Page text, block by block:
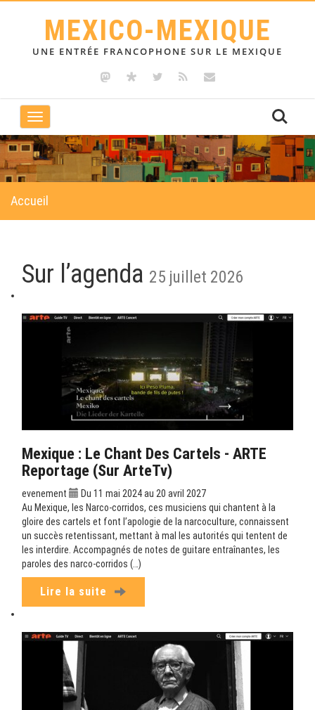
MEXICO-MEXIQUE
UNE ENTRÉE FRANCOPHONE SUR LE MEXIQUE
Toggle
navigation
Accueil
Sur l’agenda 25 juillet 2026
Mexique : Le Chant Des Cartels - ARTE
Reportage (sur ArteTv)
evenement
Du 11 mai 2024 au 20 avril 2027
Au Mexique, les Narco-corridos, ces musiciens qui chantent à la
gloire des cartels et font l’apologie de la narcoculture, connaissent
un succès retentissant, mettant à mal les autorités qui tentent de
les interdire. Accompagnés de notes de guitare entraînantes, les
paroles des narco-corridos (…)
Lire la suite